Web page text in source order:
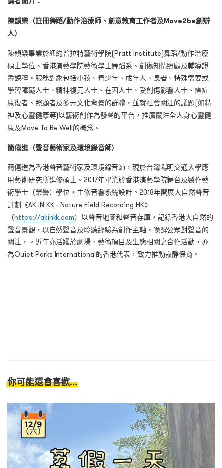
陳韻樂（註冊舞蹈/動作治療師、創意教育工作者及Move2be創辦
人）
陳韻樂畢業於紐約普拉特藝術學院(Pratt Institute)舞蹈/動作治療
碩士學位、香港演藝學院藝術學士舞蹈系、創傷知情照顧及輔導證
書課程。服務對象包括小孩、青少年、成年人、長者、特殊需要或
學習障礙人士、精神復元人士、在囚人士、受創傷影響人士、癌症
康復者、照顧者及多元文化背景的群體，並就社會關注的議題(如精
神及心靈健康等)以藝術創作為發聲的平台，推廣關注全人身心靈健
康及Move To Be Well的概念。
簡僖進（聲音藝術家及環境錄音師）
簡僖進為香港聲音藝術家及環境錄音師，現於台灣陽明交通大學應
用藝術研究所進修碩士。2017年畢業於香港演藝學院舞台及製作藝
術學士（榮譽）學位，主修音響系統設計。2018年開展大自然聲音
計劃《AK IN KK - Nature Field Recording HK》
（https://akinkk.com）以聲音地圖和聲音存庫，記錄香港大自然的
聲音景觀，以自然聲音及聆聽經驗為創作主軸，喚醒公眾對聲音的
關注，。近年亦活躍於劇場、藝術項目及生態相關之合作活動，亦
為Quiet Parks International的香港代表，致力推動寂靜保育。
你可能還會喜歡...